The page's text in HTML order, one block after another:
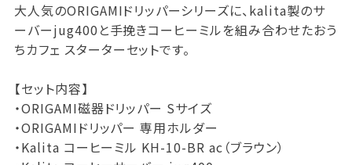
大人気のORIGAMIドリッパーシリーズに、kalita製のサ
ーバーjug400と手挽きコーヒーミルを組み合わせたおう
ちカフェ スターターセットです。
【セット内容】
・ORIGAMI磁器ドリッパー Sサイズ
・ORIGAMIドリッパー 専用ホルダー
・Kalita コーヒーミル KH-10-BR ac（ブラウン）